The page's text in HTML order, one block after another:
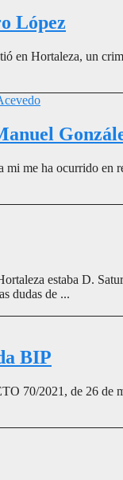
López
en Hortaleza, un
mi me ha ocurrido
estaba D.
dudas de ...
BIP
70/2021, de 26 de